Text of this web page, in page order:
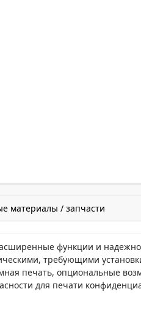
материалы / запчасти
функции и
требующими
печать, опциональные
для печати